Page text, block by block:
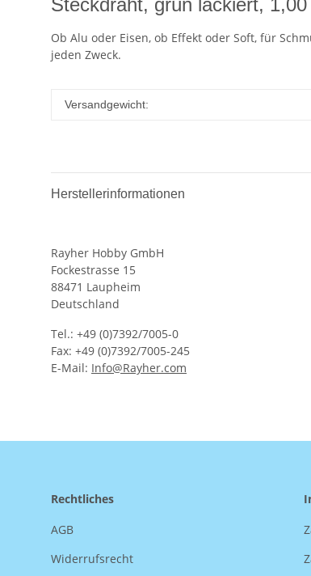
Steckdraht, grün lackiert,
Ob Alu oder Eisen, ob Effekt oder Soft, für
jeden Zweck.
Versandgewicht:
Herstellerinformationen
Rayher Hobby GmbH
Fockestrasse 15
88471 Laupheim
Deutschland
Tel.: +49 (0)7392/7005-0
Fax: +49 (0)7392/7005-245
E-Mail: Info@Rayher.com
Rechtliches
AGB
Widerrufsrecht